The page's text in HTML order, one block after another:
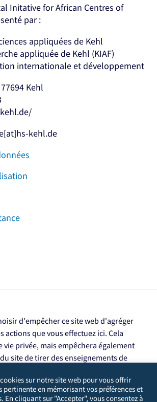
Initative for African Centres of
par :
appliquées de Kehl
appliquée de Kehl (KIAF)
internationale et développement
Kehl
kehl.de
d'empêcher ce site web d'agréger
actions que vous effectuez ici. Cela
vie privée, mais empêchera également
site de tirer des enseignements de
utilisateurs.
pas exclu. Décochez cette case pour
sur notre site web pour vous offrir
pertinente en mémorisant vos préférences et
En cliquant sur "Accepter", vous consentez à